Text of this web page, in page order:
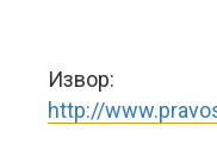
Извор:
http://